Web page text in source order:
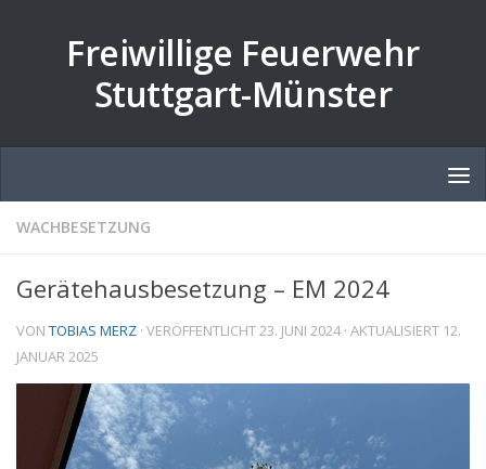
Freiwillige Feuerwehr
Stuttgart-Münster
WACHBESETZUNG
Gerätehausbesetzung – EM 2024
VON TOBIAS MERZ · VERÖFFENTLICHT23. JUNI 2024· AKTUALISIERT 12.
JANUAR 2025